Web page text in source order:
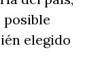
posible
elegido